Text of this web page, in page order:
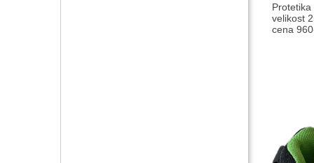
velikost
cena